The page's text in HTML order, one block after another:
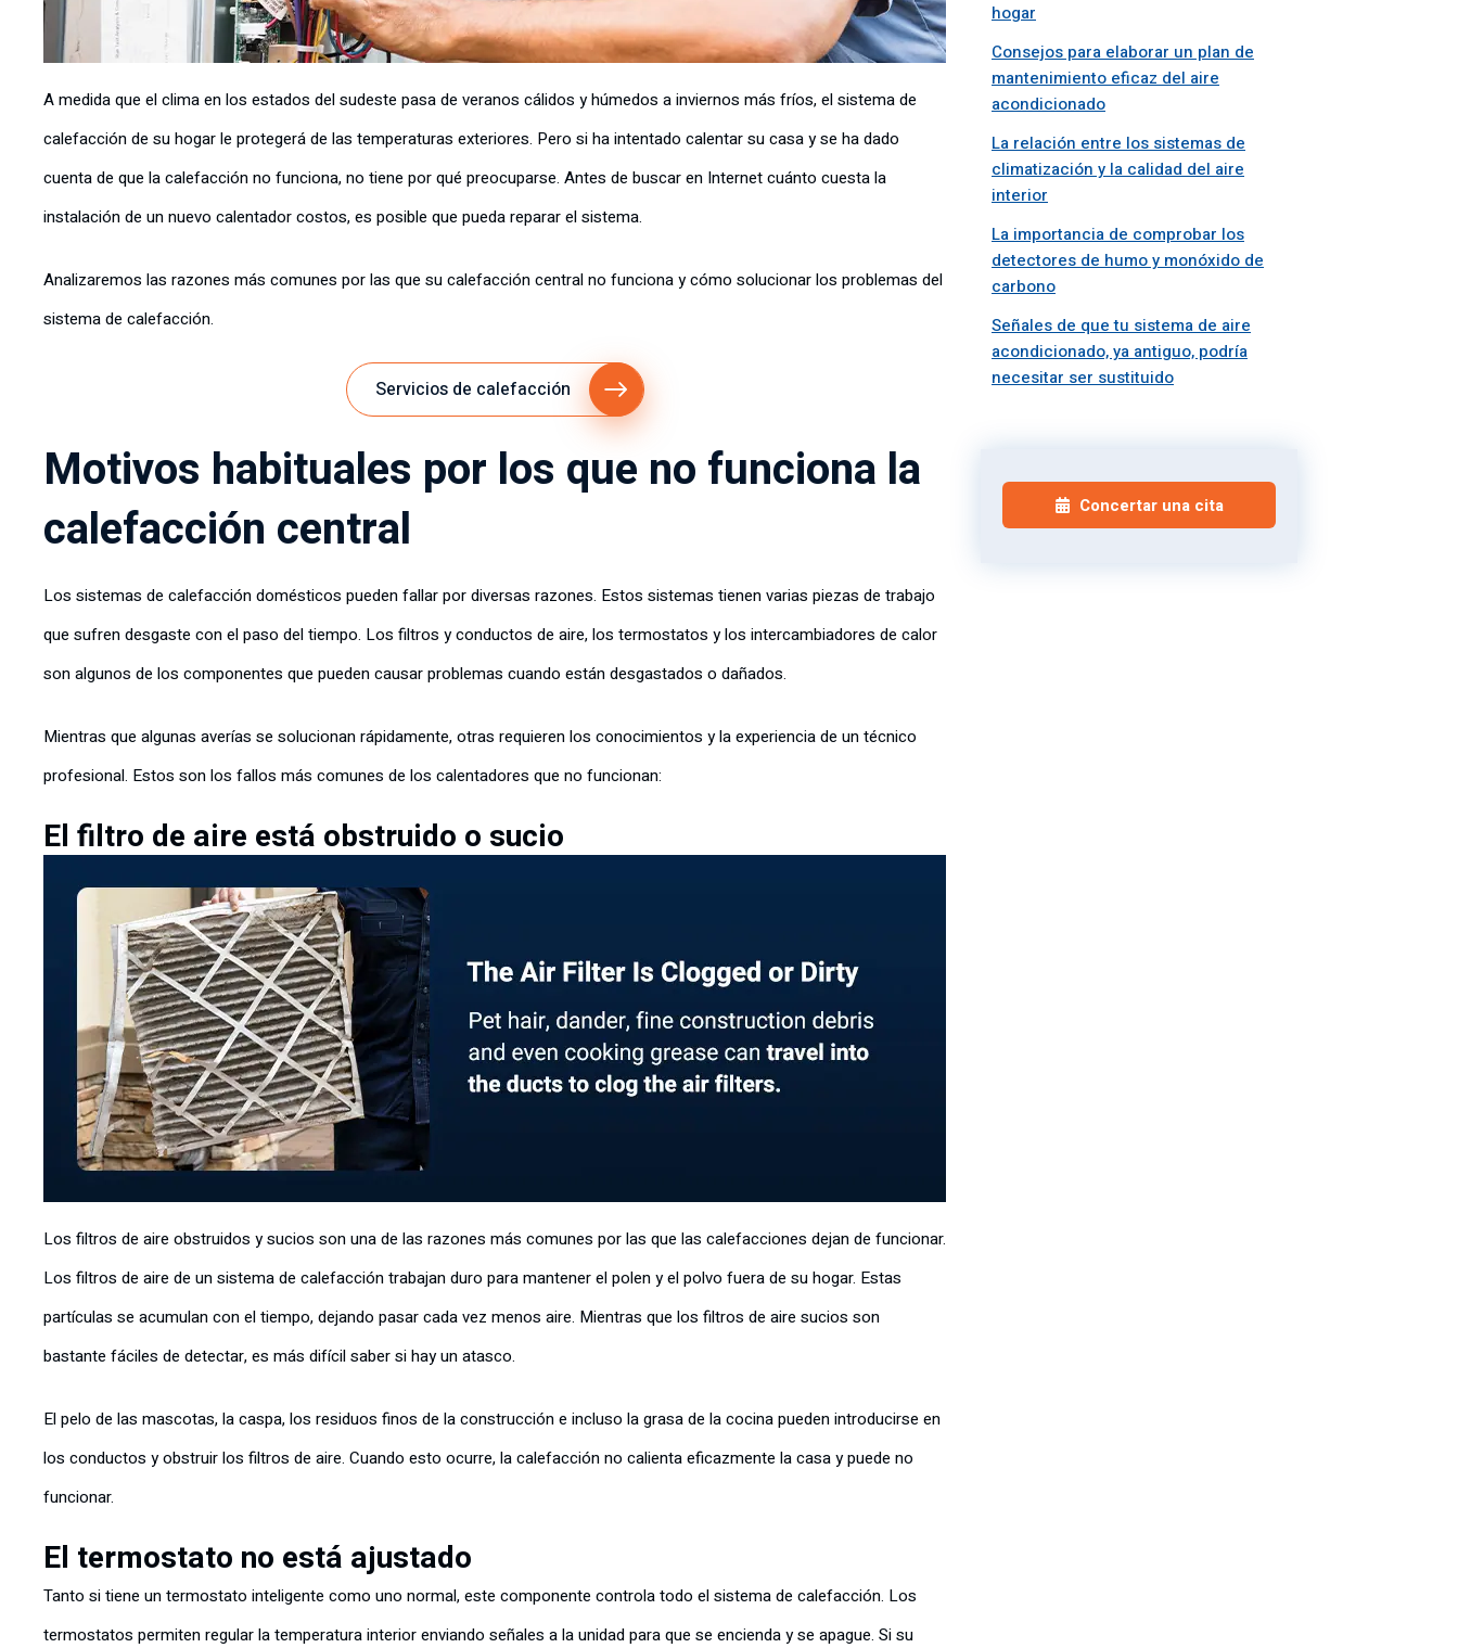
A medida que el clima en los estados del sudeste pasa de veranos cálidos y húmedos a inviernos más fríos, el sistema de
calefacción de su hogar le protegerá de las temperaturas exteriores. Pero si ha intentado calentar su casa y se ha dado
cuenta de que la calefacción no funciona, no tiene por qué preocuparse. Antes de buscar en Internet cuánto cuesta la
instalación de un nuevo calentador costos, es posible que pueda reparar el sistema.
Analizaremos las razones más comunes por las que su calefacción central no funciona y cómo solucionar los problemas del
sistema de calefacción.
Servicios de calefacción
Motivos habituales por los que no funciona la
calefacción central
Los sistemas de calefacción domésticos pueden fallar por diversas razones. Estos sistemas tienen varias piezas de trabajo
que sufren desgaste con el paso del tiempo. Los filtros y conductos de aire, los termostatos y los intercambiadores de calor
son algunos de los componentes que pueden causar problemas cuando están desgastados o dañados.
Mientras que algunas averías se solucionan rápidamente, otras requieren los conocimientos y la experiencia de un técnico
profesional. Estos son los fallos más comunes de los calentadores que no funcionan:
El filtro de aire está obstruido o sucio
Los filtros de aire obstruidos y sucios son una de las razones más comunes por las que las calefacciones dejan de funcionar.
Los filtros de aire de un sistema de calefacción trabajan duro para mantener el polen y el polvo fuera de su hogar. Estas
partículas se acumulan con el tiempo, dejando pasar cada vez menos aire. Mientras que los filtros de aire sucios son
bastante fáciles de detectar, es más difícil saber si hay un atasco.
El pelo de las mascotas, la caspa, los residuos finos de la construcción e incluso la grasa de la cocina pueden introducirse en
los conductos y obstruir los filtros de aire. Cuando esto ocurre, la calefacción no calienta eficazmente la casa y puede no
funcionar.
El termostato no está ajustado
Tanto si tiene un termostato inteligente como uno normal, este componente controla todo el sistema de calefacción. Los
termostatos permiten regular la temperatura interior enviando señales a la unidad para que se encienda y se apague. Si su
hogar
Consejos para elaborar un plan de
mantenimiento eficaz del aire
acondicionado
La relación entre los sistemas de
climatización y la calidad del aire
interior
La importancia de comprobar los
detectores de humo y monóxido de
carbono
Señales de que tu sistema de aire
acondicionado, ya antiguo, podría
necesitar ser sustituido
Concertar una cita